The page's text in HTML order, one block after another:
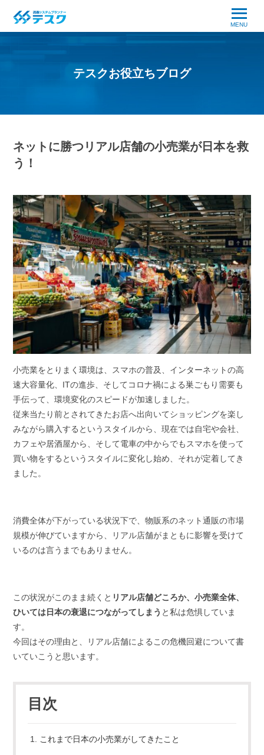
MENU
テスクお役立ちブログ
ネットに勝つリアル店舗の小売業が日本を救
う！
小売業をとりまく環境は、スマホの普及、インターネットの高
速大容量化、ITの進歩、そしてコロナ禍による巣ごもり需要も
手伝って、環境変化のスピードが加速しました。
従来当たり前とされてきたお店へ出向いてショッピングを楽し
みながら購入するというスタイルから、現在では自宅や会社、
カフェや居酒屋から、そして電車の中からでもスマホを使って
買い物をするというスタイルに変化し始め、それが定着してき
ました。
消費全体が下がっている状況下で、物販系のネット通販の市場
規模が伸びていますから、リアル店舗がまともに影響を受けて
いるのは言うまでもありません。
この状況がこのまま続くと リアル店舗どころか、小売業全体、
ひいては日本の衰退につながってしまう と私は危惧していま
す。
今回はその理由と、リアル店舗によるこの危機回避について書
いていこうと思います。
目次
これまで日本の小売業がしてきたこと